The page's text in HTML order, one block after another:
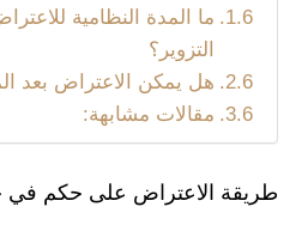
ما المدة النظامية
التزوير؟
هل يمكن الاعتراض بعد
مقالات مشابهة:
طريقة الاعتراض على حكم في